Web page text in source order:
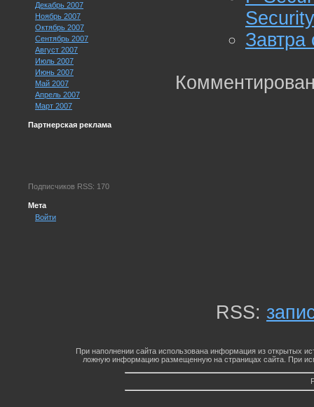
Декабрь 2007
Ноябрь 2007
Октябрь 2007
Сентябрь 2007
Август 2007
Июль 2007
Июнь 2007
Май 2007
Апрель 2007
Март 2007
Партнерская реклама
Подписчиков RSS: 170
Мета
Войти
Security
Завтра
RSS:
При наполнении сайта использована информация из открытых
ложную информацию размещенную на страницах сайта. При